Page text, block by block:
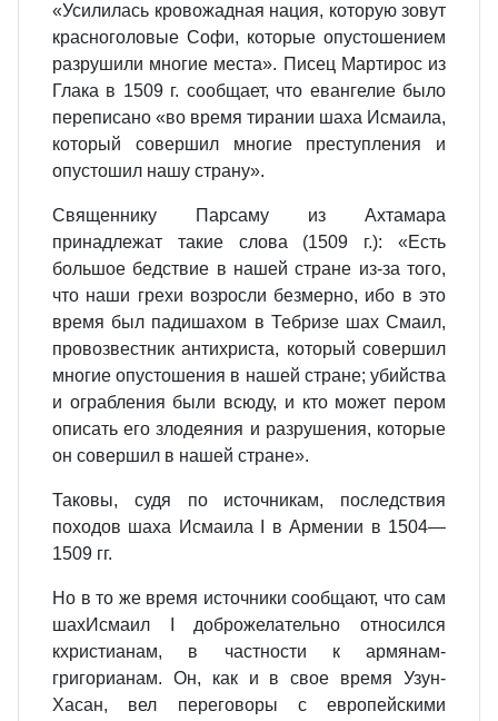
«Усилилась кровожадная нация, которую зовут
красноголовые Софи, которые опустошением
разрушили многие места». Писец Мартирос из
Глака в 1509 г. сообщает, что евангелие было
переписано «во время тирании шаха Исмаила,
который совершил многие преступления и
опустошил нашу страну».
Священнику Парсаму из Ахтамара
принадлежат такие слова (1509 г.): «Есть
большое бедствие в нашей стране из-за того,
что наши грехи возросли безмерно, ибо в это
время был падишахом в Тебризе шах Смаил,
провозвестник антихриста, который совершил
многие опустошения в нашей стране; убийства
и ограбления были всюду, и кто может пером
описать его злодеяния и разрушения, которые
он совершил в нашей стране».
Таковы, судя по источникам, последствия
походов шаха Исмаила I в Армении в 1504—
1509 гг.
Но в то же время источники сообщают, что сам
шахИсмаил I доброжелательно относился
кхристианам, в частности к армянам-
григорианам. Он, как и в свое время Узун-
Хасан, вел переговоры с европейскими